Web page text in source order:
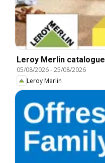
Leroy Merlin catalogue
05/08/2026-25/08/2026
Leroy Merlin